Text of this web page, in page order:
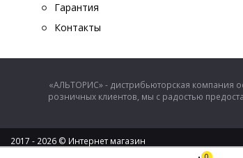
Гарантия
Контакты
«АЛЬТОРИС» - дистрибьюторская компания
розничных клиентов, мы с радостью
2017 - 2026 © Интернет магазин
ООО "Альторис" - хозяйственные товары и бытовая